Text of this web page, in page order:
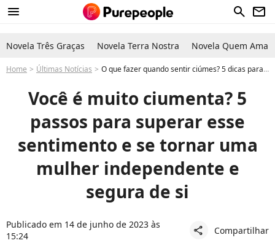
menu search newsletter
Novela Três Graças Novela Terra Nostra Novela Quem Ama
Home Últimas Notícias O que fazer quando sentir ciúmes? 5 dicas para superar o sentimento e se tornar uma mulher independente e segura de si
Você é muito ciumenta? 5
passos para superar esse
sentimento e se tornar uma
mulher independente e
segura de si
Publicado em 14 de junho de 2023 às
15:24
share Compartilhar